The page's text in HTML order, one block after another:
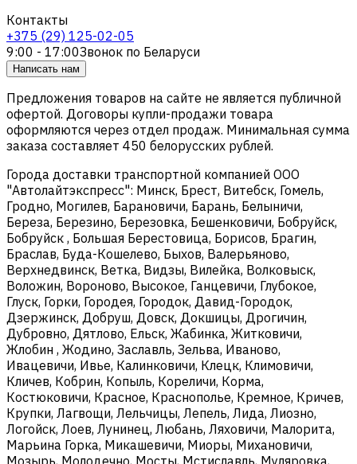
Контакты
+375 (29) 125-02-05
9:00 - 17:00Звонок по Беларуси
Написать нам
Предложения товаров на сайте не является публичной
офертой. Договоры купли-продажи товара
оформляются через отдел продаж. Минимальная сумма
заказа составляет 450 белорусских рублей.
Города доставки транспортной компанией ООО
"Автолайтэкспресс": Минск, Брест, Витебск, Гомель,
Гродно, Могилев, Барановичи, Барань, Белыничи,
Береза, Березино, Березовка, Бешенковичи, Бобруйск,
Бобруйск , Большая Берестовица, Борисов, Брагин,
Браслав, Буда-Кошелево, Быхов, Валерьяново,
Верхнедвинск, Ветка, Видзы, Вилейка, Волковыск,
Воложин, Вороново, Высокое, Ганцевичи, Глубокое,
Глуск, Горки, Городея, Городок, Давид-Городок,
Дзержинск, Добруш, Довск, Докшицы, Дрогичин,
Дубровно, Дятлово, Ельск, Жабинка, Житковичи,
Жлобин , Жодино, Заславль, Зельва, Иваново,
Ивацевичи, Ивье, Калинковичи, Клецк, Климовичи,
Кличев, Кобрин, Копыль, Кореличи, Корма,
Костюковичи, Красное, Краснополье, Кремное, Кричев,
Крупки, Лагвощи, Лельчицы, Лепель, Лида, Лиозно,
Логойск, Лоев, Лунинец, Любань, Ляховичи, Малорита,
Марьина Горка, Микашевичи, Миоры, Михановичи,
Мозырь, Молодечно, Мосты, Мстиславль, Муляровка,